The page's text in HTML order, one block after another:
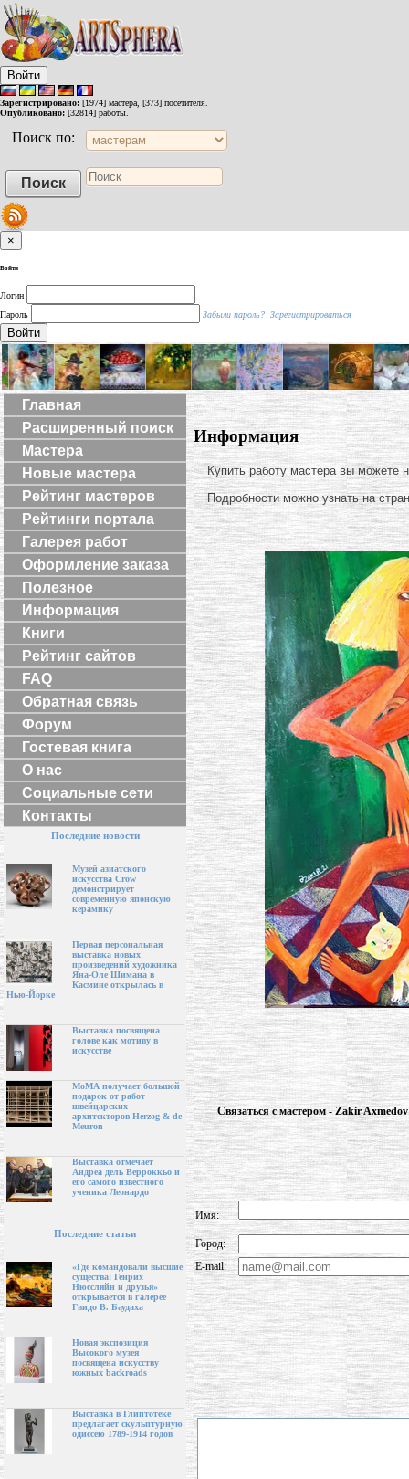
Войти
Зарегистрировано: [1974] мастера, [373] посетителя.
Опубликовано: [32814] работы.
Поиск по:
×
Войти
Логин
Пароль
Забыли пароль? Зарегистрироваться
Войти
Главная
Расширенный поиск
Мастера
Новые мастера
Рейтинг мастеров
Рейтинги портала
Галерея работ
Оформление заказа
Полезное
Информация
Книги
Рейтинг сайтов
FAQ
Обратная связь
Форум
Гостевая книга
О нас
Социальные сети
Контакты
Последние новости
Музей азиатского
искусства Crow
демонстрирует
современную японскую
керамику
Первая персональная
выставка новых
произведений художника
Яна-Оле Шимана в
Касмине открылась в
Нью-Йорке
Выставка посвящена
голове как мотиву в
искусстве
МоМА получает большой
подарок от работ
швейцарских
архитекторов Herzog & de
Meuron
Выставка отмечает
Андреа дель Верроккьо и
его самого известного
ученика Леонардо
Последние статьи
«Где командовали высшие
существа: Генрих
Нюссляйн и друзья»
открывается в галерее
Гвидо В. Баудаха
Новая экспозиция
Высокого музея
посвящена искусству
южных backroads
Выставка в Глиптотеке
предлагает скульптурную
одиссею 1789-1914 годов
Информация
Купить работу мастера вы можете
Подробности можно узнать на
Связаться с мастером - Zakir
Имя:
Город:
E-mail: